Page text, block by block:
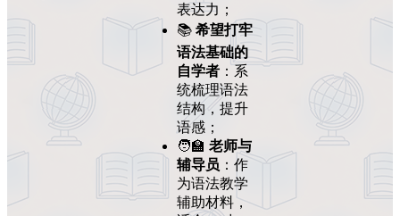
表达力；
📚 希望打牢
语法基础的
自学者 ：系
统梳理语法
结构，提升
语感；
🧑‍🏫 老师与
辅导员 ：作
为语法教学
辅助材料，